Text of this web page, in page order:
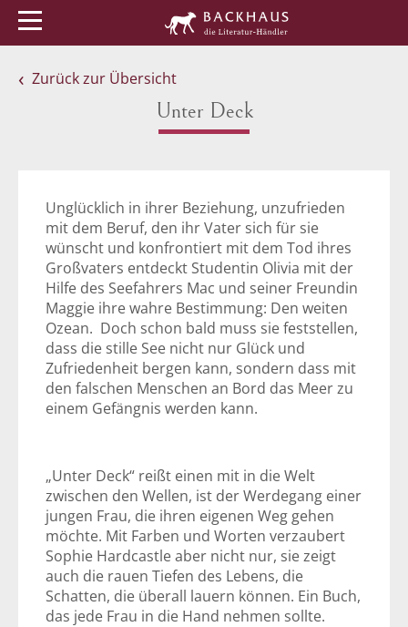
Zurück zur Übersicht
Unter Deck
Unglücklich in ihrer Beziehung, unzufrieden
mit dem Beruf, den ihr Vater sich für sie
wünscht und konfrontiert mit dem Tod ihres
Großvaters entdeckt Studentin Olivia mit der
Hilfe des Seefahrers Mac und seiner Freundin
Maggie ihre wahre Bestimmung: Den weiten
Ozean. Doch schon bald muss sie feststellen,
dass die stille See nicht nur Glück und
Zufriedenheit bergen kann, sondern dass mit
den falschen Menschen an Bord das Meer zu
einem Gefängnis werden kann.
„Unter Deck“ reißt einen mit in die Welt
zwischen den Wellen, ist der Werdegang einer
jungen Frau, die ihren eigenen Weg gehen
möchte. Mit Farben und Worten verzaubert
Sophie Hardcastle aber nicht nur, sie zeigt
auch die rauen Tiefen des Lebens, die
Schatten, die überall lauern können. Ein Buch,
das jede Frau in die Hand nehmen sollte.